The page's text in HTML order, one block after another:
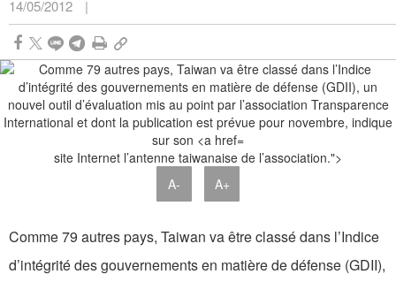
14/05/2012 |
site Internet l’antenne taiwanaise de l’association.">
A-
A+
Comme 79 autres pays, Taiwan va être classé dans l’Indice
d’intégrité des gouvernements en matière de défense (GDII),